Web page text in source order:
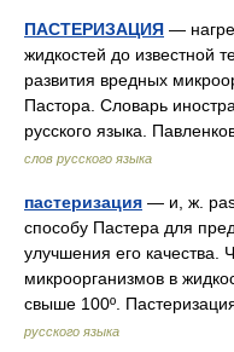
ПАСТЕРИЗАЦИЯ —
жидкостей до известной
развития вредных
Пастора. Словарь
русского языка.
слов русского языка
пастеризация — и, ж.
способу Пастера для
улучшения его
микроорганизмов в
свыше 100º.
русского языка